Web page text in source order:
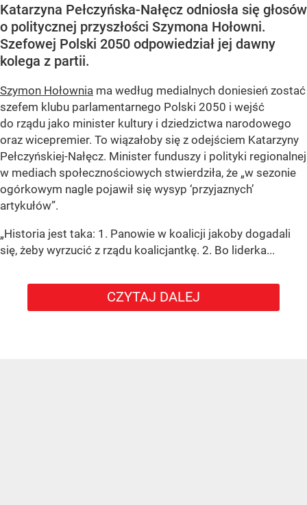
Katarzyna Pełczyńska-Nałęcz odniosła się głosów
o politycznej przyszłości Szymona Hołowni.
Szefowej Polski 2050 odpowiedział jej dawny
kolega z partii.
Szymon Hołownia ma według medialnych doniesień zostać
szefem klubu parlamentarnego Polski 2050 i wejść
do rządu jako minister kultury i dziedzictwa narodowego
oraz wicepremier. To wiązałoby się z odejściem Katarzyny
Pełczyńskiej-Nałęcz. Minister funduszy i polityki regionalnej
w mediach społecznościowych stwierdziła, że „w sezonie
ogórkowym nagle pojawił się wysyp ‘przyjaznych’
artykułów”.
„Historia jest taka: 1. Panowie w koalicji jakoby dogadali
się, żeby wyrzucić z rządu koalicjantkę. 2. Bo liderka...
CZYTAJ DALEJ